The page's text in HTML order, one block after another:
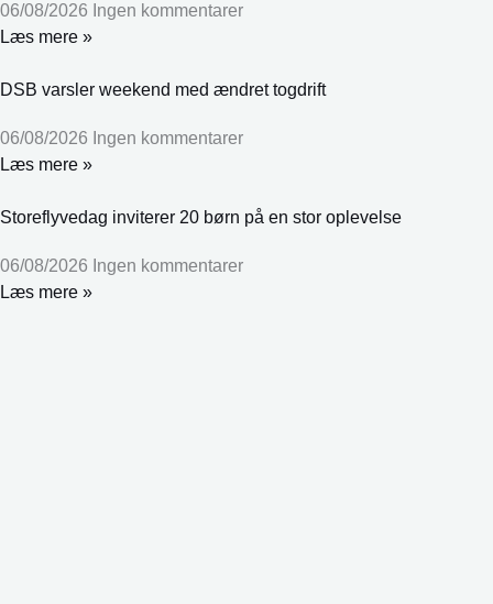
06/08/2026 Ingen kommentarer
Læs mere »
DSB varsler weekend med ændret togdrift
06/08/2026 Ingen kommentarer
Læs mere »
Storeflyvedag inviterer 20 børn på en stor oplevelse
06/08/2026 Ingen kommentarer
Læs mere »